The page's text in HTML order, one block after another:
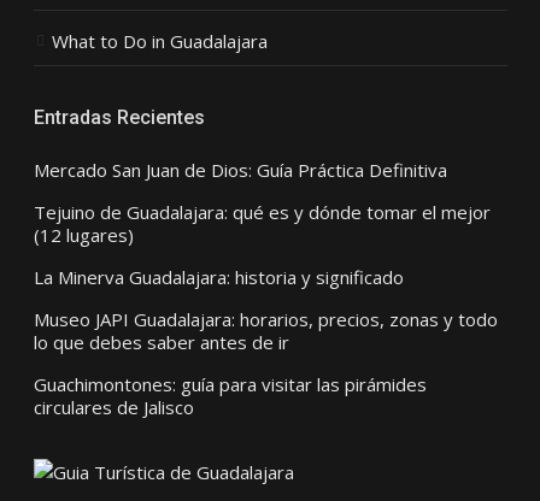
What to Do in Guadalajara
Entradas Recientes
Mercado San Juan de Dios: Guía Práctica Definitiva
Tejuino de Guadalajara: qué es y dónde tomar el mejor
(12 lugares)
La Minerva Guadalajara: historia y significado
Museo JAPI Guadalajara: horarios, precios, zonas y todo
lo que debes saber antes de ir
Guachimontones: guía para visitar las pirámides
circulares de Jalisco